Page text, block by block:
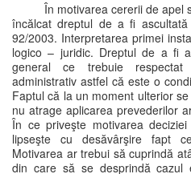
În motivarea cererii de apel
încălcat dreptul de a fi
92/2003. Interpretarea primei
logico – juridic. Dreptul de a fi
general ce trebuie
administrativ astfel că este o
Faptul că la un moment ulterior
nu atrage aplicarea prevederilor
În ce priveşte motivarea
lipseşte cu desăvârşire fapt
Motivarea ar trebui să cuprindă
din care să se desprindă cazul